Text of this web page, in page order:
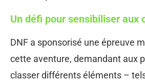
Un défi pour sensibiliser aux
DNF a sponsorisé une épreuve
cette aventure, demandant aux
classer différents éléments –